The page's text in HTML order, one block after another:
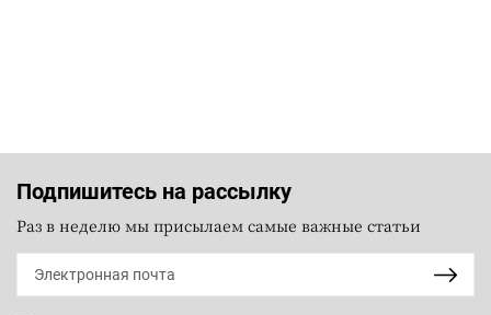
Подпишитесь на рассылку
Раз в неделю мы присылаем самые важные статьи